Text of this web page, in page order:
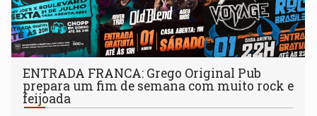
ENTRADA FRANCA: Grego Original Pub
prepara um fim de semana com muito rock e
feijoada